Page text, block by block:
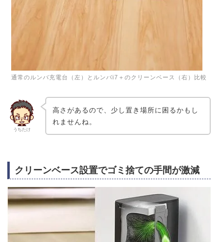
通常のルンバ充電台（左）とルンバi7＋のクリーンベース（右）比較
うちたけ
高さがあるので、少し置き場所に困るかもし
れませんね。
クリーンベース設置でゴミ捨ての手間が激減